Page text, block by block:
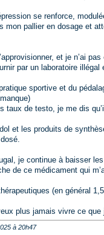
se renforce,
mon pallier en dosage et
et je n’ai
par un laboratoire
sportive et du
taux de testo, je me dis
et les produits de
je continue à baisser
de ce médicament qui
(en général
plus jamais vivre ce
à 20h47